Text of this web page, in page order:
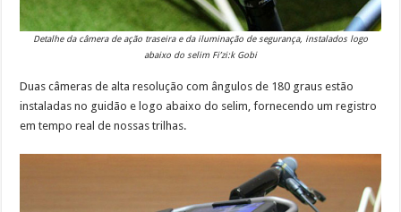
Detalhe da câmera de ação traseira e da iluminação de segurança, instalados logo
abaixo do selim Fi’zi:k Gobi
Duas câmeras de alta resolução com ângulos de 180 graus estão
instaladas no guidão e logo abaixo do selim, fornecendo um registro
em tempo real de nossas trilhas.